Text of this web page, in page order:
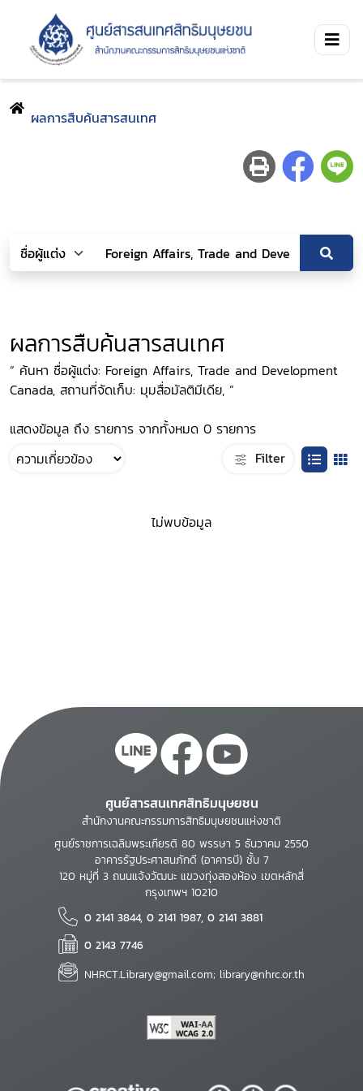
ผลการสืบค้นสารสนเทศ
ผลการสืบค้นสารสนเทศ
“ ค้นหา ชื่อผู้แต่ง: Foreign Affairs, Trade and Development
Canada, สถานที่จัดเก็บ: มุมสื่อมัลติมีเดีย, ”
แสดงข้อมูล ถึง รายการ จากทั้งหมด 0 รายการ
Filter
ไม่พบข้อมูล
ศูนย์สารสนเทศสิทธิมนุษยชน
สำนักงานคณะกรรมการสิทธิมนุษยชนแห่งชาติ
ศูนย์ราชการเฉลิมพระเกียรติ 80 พรรษา 5 ธันวาคม 2550
อาคารรัฐประศาสนภักดี (อาคารบี) ชั้น 7
120 หมู่ที่ 3 ถนนแจ้งวัฒนะ แขวงทุ่งสองห้อง เขตหลักสี่
กรุงเทพฯ 10210
0 2141 3844, 0 2141 1987, 0 2141 3881
0 2143 7746
NHRCT.Library@gmail.com; library@nhrc.or.th